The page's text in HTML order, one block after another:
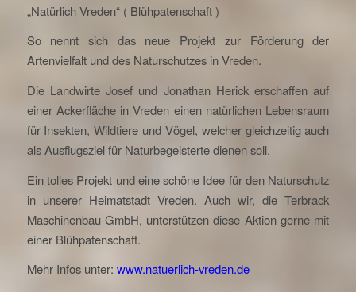
„Natürlich Vreden“ ( Blühpatenschaft )
So nennt sich das neue Projekt zur Förderung der
Artenvielfalt und des Naturschutzes in Vreden.
Die Landwirte Josef und Jonathan Herick erschaffen auf
einer Ackerfläche in Vreden einen natürlichen Lebensraum
für Insekten, Wildtiere und Vögel, welcher gleichzeitig auch
als Ausflugsziel für Naturbegeisterte dienen soll.
Ein tolles Projekt und eine schöne Idee für den Naturschutz
in unserer Heimatstadt Vreden. Auch wir, die Terbrack
Maschinenbau GmbH, unterstützen diese Aktion gerne mit
einer Blühpatenschaft.
Mehr Infos unter: www.natuerlich-vreden.de